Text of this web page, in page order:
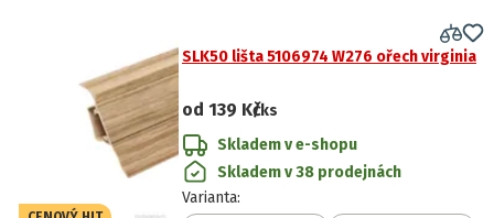
SLK50 lišta 5106974 W276 ořech virginia
od 139 Kč/ks
Skladem v e-shopu
Skladem v 38 prodejnách
Varianta: